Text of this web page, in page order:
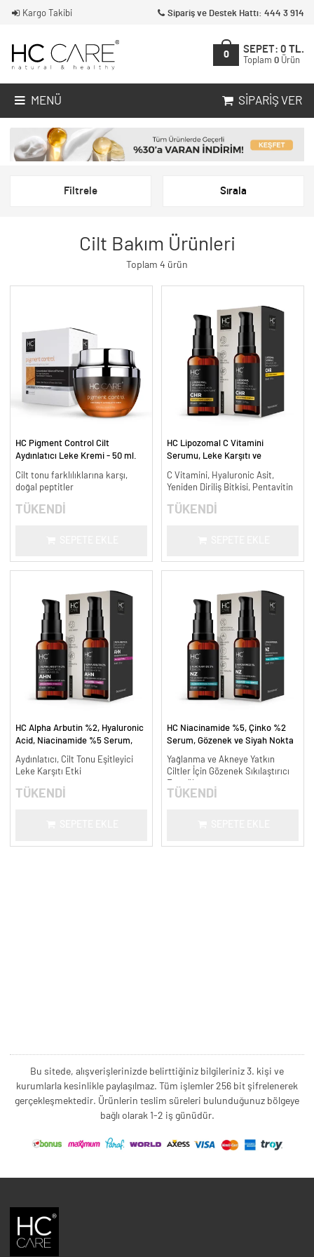
Kargo Takibi Sipariş ve Destek Hattı: 444 3 914
0
SEPET: 0 TL.
Toplam 0 Ürün
MENÜ SIPARIŞ VER
Filtrele Sırala
Cilt Bakım Ürünleri
Toplam 4 ürün
HC Pigment Control Cilt
Aydınlatıcı Leke Kremi - 50 ml.
Cilt tonu farklılıklarına karşı,
doğal peptitler
TÜKENDİ
HC Lipozomal C Vitamini
Serumu, Leke Karşıtı ve
C Vitamini, Hyaluronic Asit,
Yeniden Diriliş Bitkisi, Pentavitin
TÜKENDİ
HC Alpha Arbutin %2, Hyaluronic
Acid, Niacinamide %5 Serum,
ml.
Aydınlatıcı, Cilt Tonu Eşitleyici
Leke Karşıtı Etki
TÜKENDİ
HC Niacinamide %5, Çinko %2
Serum, Gözenek ve Siyah Nokta
30 ml.
Yağlanma ve Akneye Yatkın
Ciltler İçin Gözenek Sıkılaştırıcı
TÜKENDİ
Bu sitede, alışverişlerinizde belirttiğiniz bilgileriniz 3. kişi ve
kurumlarla kesinlikle paylaşılmaz. Tüm işlemler 256 bit şifrelenerek
gerçekleşmektedir. Ürünlerin teslim süreleri bulunduğunuz bölgeye
bağlı olarak 1-2 iş günüdür.